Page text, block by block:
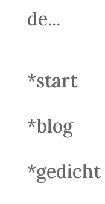
de...
*start
*blog
*gedicht